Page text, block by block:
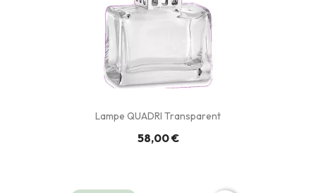
Lampe QUADRI Transparent
58,00 €